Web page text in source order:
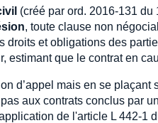
(créé par ord. 2016-131
, toute clause non
et obligations des
estimant que le contrat en
d’appel mais en se
aux contrats conclus par
de l'article L 442-1